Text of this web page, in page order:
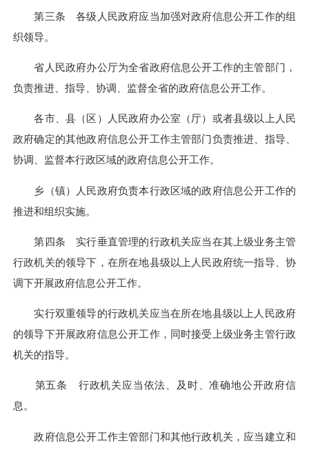
第三条 各级人民政府应当加强对政府信息公开工作的组
织领导。
省人民政府办公厅为全省政府信息公开工作的主管部门，
负责推进、指导、协调、监督全省的政府信息公开工作。
各市、县（区）人民政府办公室（厅）或者县级以上人民
政府确定的其他政府信息公开工作主管部门负责推进、指导、
协调、监督本行政区域的政府信息公开工作。
乡（镇）人民政府负责本行政区域的政府信息公开工作的
推进和组织实施。
第四条 实行垂直管理的行政机关应当在其上级业务主管
行政机关的领导下，在所在地县级以上人民政府统一指导、协
调下开展政府信息公开工作。
实行双重领导的行政机关应当在所在地县级以上人民政府
的领导下开展政府信息公开工作，同时接受上级业务主管行政
机关的指导。
第五条 行政机关应当依法、及时、准确地公开政府信
息。
政府信息公开工作主管部门和其他行政机关，应当建立和